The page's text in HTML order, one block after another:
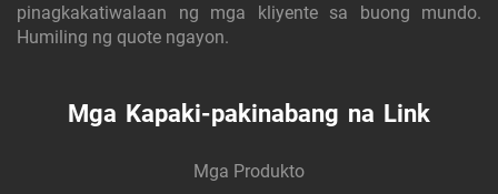
pinagkakatiwalaan ng mga kliyente sa buong mundo.
Humiling ng quote ngayon.
Mga Kapaki-pakinabang na Link
Mga Produkto